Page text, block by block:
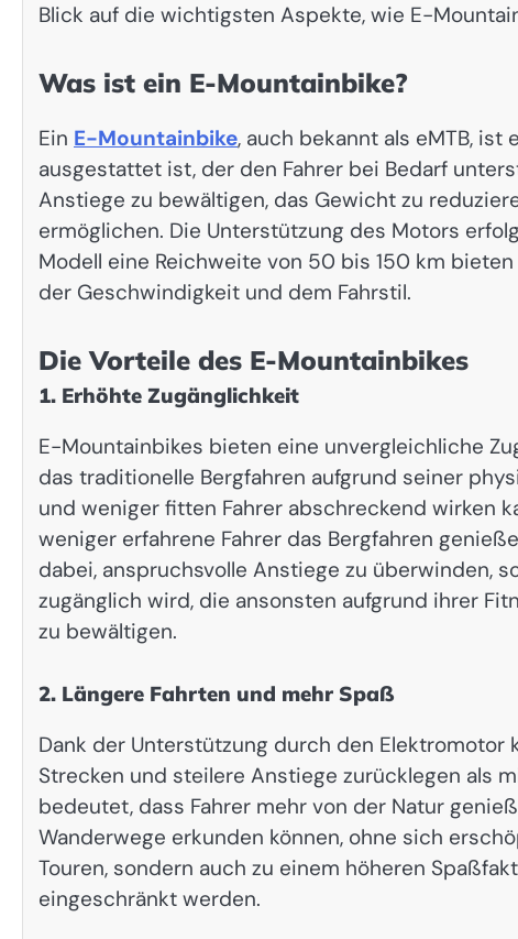
Blick auf die wichtigsten Aspekte, wie E-
Was ist ein E-Mountainbike?
Ein E-Mountainbike, auch bekannt als eMTB,
ausgestattet ist, der den Fahrer bei Bedarf
Anstiege zu bewältigen, das Gewicht zu
ermöglichen. Die Unterstützung des Motors
Modell eine Reichweite von 50 bis 150 km
der Geschwindigkeit und dem Fahrstil.
Die Vorteile des E-Mountainbikes
1. Erhöhte Zugänglichkeit
E-Mountainbikes bieten eine unvergleichliche
das traditionelle Bergfahren aufgrund seiner
und weniger fitten Fahrer abschreckend wirken
weniger erfahrene Fahrer das Bergfahren
dabei, anspruchsvolle Anstiege zu überwinden,
zugänglich wird, die ansonsten aufgrund ihrer
zu bewältigen.
2. Längere Fahrten und mehr Spaß
Dank der Unterstützung durch den Elektromotor
Strecken und steilere Anstiege zurücklegen als
bedeutet, dass Fahrer mehr von der Natur
Wanderwege erkunden können, ohne sich
Touren, sondern auch zu einem höheren
eingeschränkt werden.